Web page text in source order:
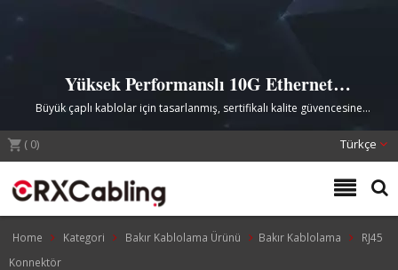
Yüksek Performanslı 10G Ethernet
Ağları için Premium UL Listeli Cat.6A
STP RJ45 Konektörü
Büyük çaplı kablolar için tasarlanmış, sertifikalı kalite güvencesine
sahip, zorlu veri merkezi ve telekomünikasyon uygulamaları için sağlam
( 0) Türkçe
Home Kategori Bakır Kablolama Ürünü Bakır Kablolama
RJ45
Konnektör